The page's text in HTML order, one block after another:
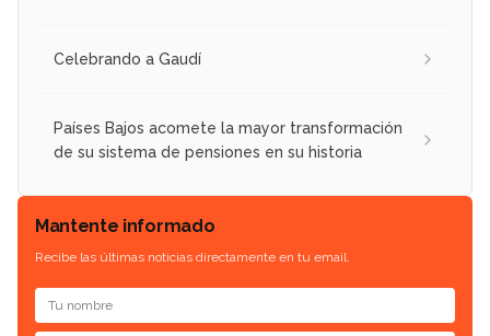
Celebrando a Gaudí
Países Bajos acomete la mayor transformación
de su sistema de pensiones en su historia
Mantente informado
Recibe las últimas noticias directamente en tu email.